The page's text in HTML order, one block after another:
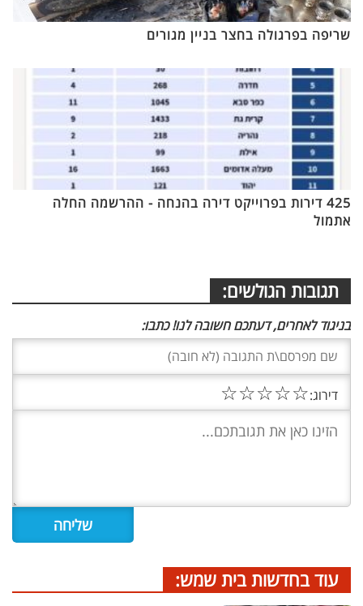
שריפה בפרגולה בחצר בניין מגורים
425 דירות בפרוייקט דירה בהנחה - ההרשמה החלה
אתמול
תגובות הגולשים:
בניגוד לאחרים, דעתכם חשובה לנו! כתבו:
דירוג:☆
☆
☆
☆
☆
עוד בחדשות בית שמש: